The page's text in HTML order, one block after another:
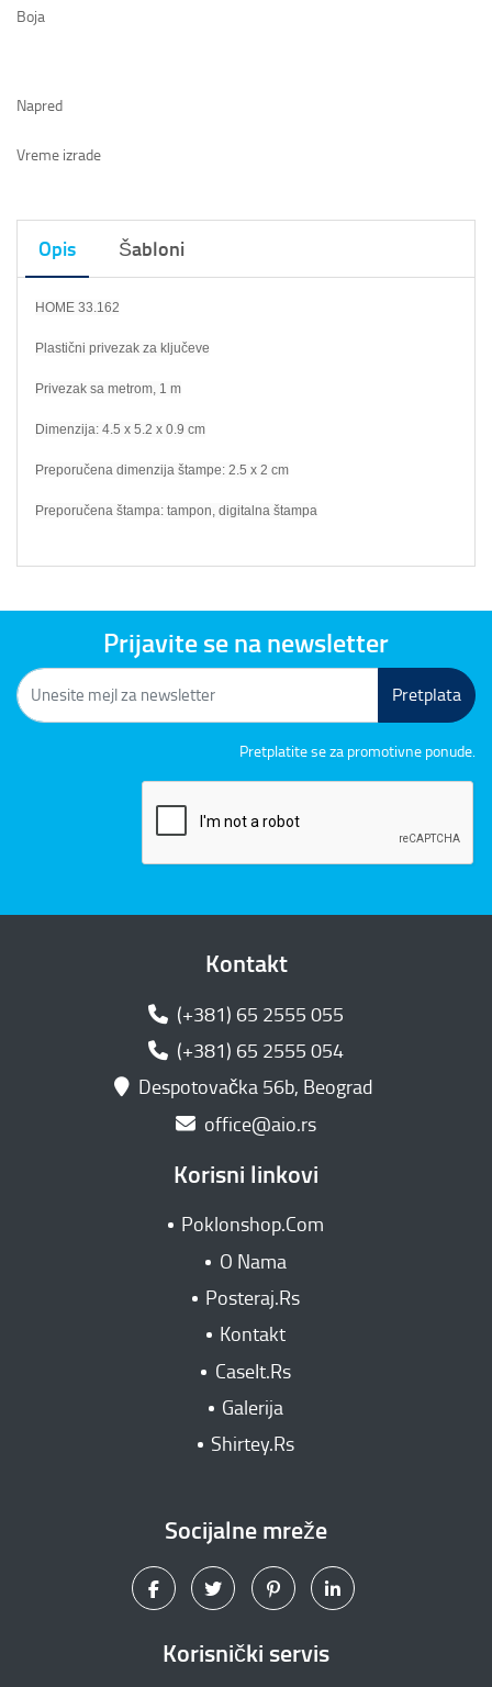
Boja
Napred
Vreme izrade
Opis Šabloni
HOME 33.162
Plastični privezak za ključeve
Privezak sa metrom, 1 m
Dimenzija: 4.5 x 5.2 x 0.9 cm
Preporučena dimenzija štampe: 2.5 x 2 cm
Preporučena štampa: tampon, digitalna štampa
Prijavite se na newsletter
Pretplata
Pretplatite se za promotivne ponude.
Kontakt
(+381) 65 2555 055
(+381) 65 2555 054
Despotovačka 56b, Beograd
office@aio.rs
Korisni linkovi
Poklonshop.Com
O Nama
Posteraj.Rs
Kontakt
CaseIt.Rs
Galerija
Shirtey.Rs
Socijalne mreže
Korisnički servis